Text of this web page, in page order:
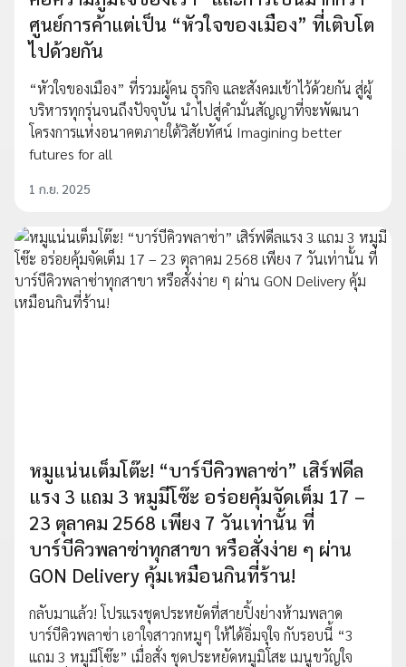
ศูนย์การค้าแต่เป็น “หัวใจของเมือง” ที่เติบโต
ไปด้วยกัน
“หัวใจของเมือง” ที่รวมผู้คน ธุรกิจ และสังคมเข้าไว้ด้วยกัน สู่ผู้
บริหารทุกรุ่นจนถึงปัจจุบัน นำไปสู่คำมั่นสัญญาที่จะพัฒนา
โครงการแห่งอนาคตภายใต้วิสัยทัศน์ Imagining better
futures for all
1 ก.ย. 2025
หมูแน่นเต็มโต๊ะ! “บาร์บีคิวพลาซ่า” เสิร์ฟดีล
แรง 3 แถม 3 หมูมีโซ๊ะ อร่อยคุ้มจัดเต็ม 17 –
23 ตุลาคม 2568 เพียง 7 วันเท่านั้น ที่
บาร์บีคิวพลาซ่าทุกสาขา หรือสั่งง่าย ๆ ผ่าน
GON Delivery คุ้มเหมือนกินที่ร้าน!
กลับมาแล้ว! โปรแรงชุดประหยัดที่สายปิ้งย่างห้ามพลาด
บาร์บีคิวพลาซ่า เอาใจสาวกหมูๆ ให้ได้อิ่มจุใจ กับรอบนี้ “3
แถม 3 หมูมีโซ๊ะ” เมื่อสั่ง ชุดประหยัดหมูมิโสะ เมนูขวัญใจ